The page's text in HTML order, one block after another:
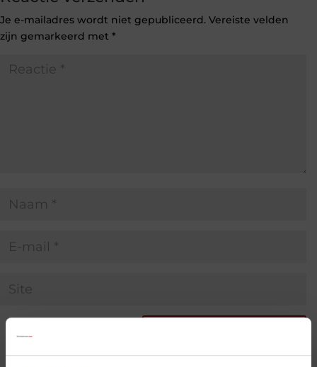
Je e-mailadres wordt niet gepubliceerd. Vereiste velden
zijn gemarkeerd met *